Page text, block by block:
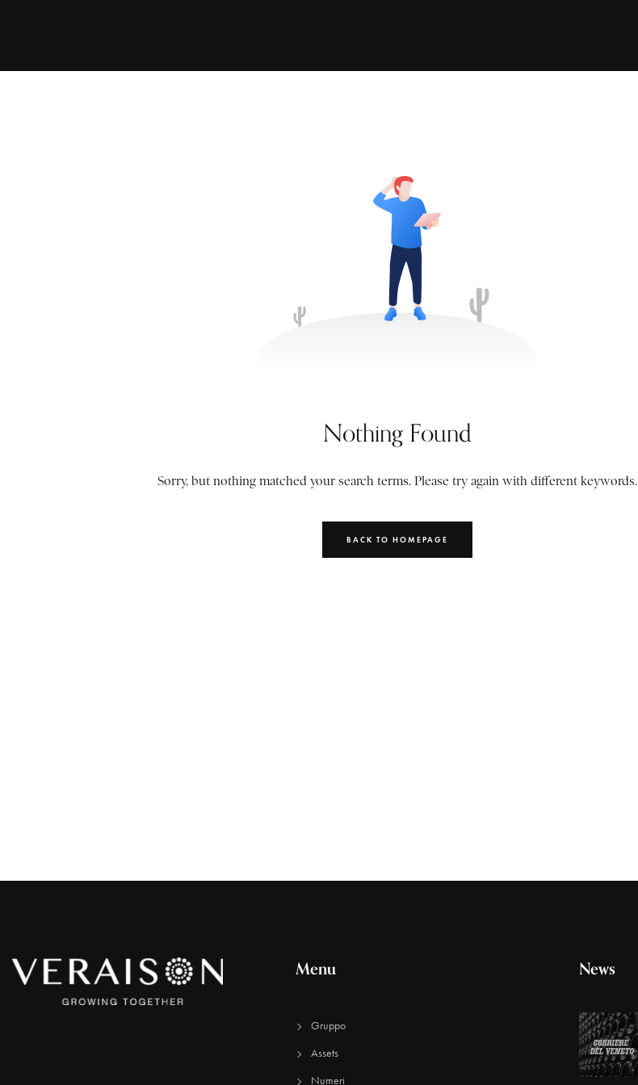
Nothing Found
Sorry, but nothing matched your search terms. Please try again with different keywords.
BACK TO HOMEPAGE
Menu
Gruppo
Assets
Numeri
News